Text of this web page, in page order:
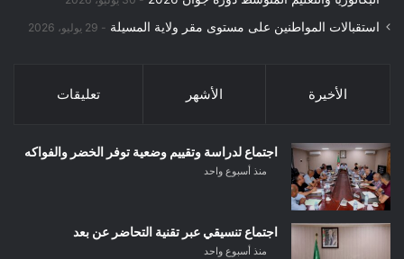
استقبالات المواطنين على مستوى مقر ولاية المسيلة 29 يوليو، 2026
الأخيرة الأشهر تعليقات
اجتماع لدراسة وتقييم وضعية توفر الخضر والفواكه
منذ أسبوع واحد
اجتماع تنسيقي عبر تقنية التحاضر عن بعد
منذ أسبوع واحد